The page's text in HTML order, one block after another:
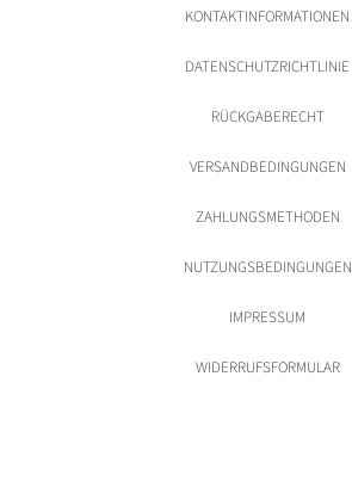
KONTAKTINFORMATIONEN
DATENSCHUTZRICHTLINIE
RÜCKGABERECHT
VERSANDBEDINGUNGEN
ZAHLUNGSMETHODEN
NUTZUNGSBEDINGUNGEN
IMPRESSUM
WIDERRUFSFORMULAR